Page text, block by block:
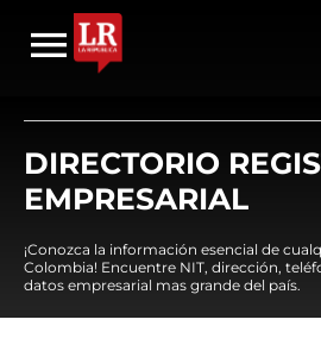
DIRECTORIO
EMPRESARIAL
¡Conozca la información esencial de
Colombia! Encuentre NIT, dirección,
datos empresarial mas grande del país.